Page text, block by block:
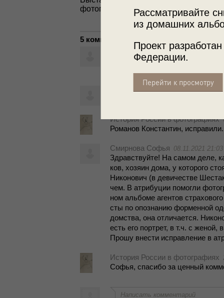
Рассматривайте
из домашних
Проект
Федерации.
Перейти к просмотру
фотографией.
5 комментариев
Романов Константин 28.01.2020
Это не Бо­рис Сер­ге­е­вич
Романов Константин 29.01.2020
История России в фотографиях
Ро­ма­нов Кон­стан­тин, ис­пра­ви­ли.
Смирнова Софья 08.11.2021 21:03
Здрав­ствуй­те! На са­мом деле,
ков, хо­зя­ин дома, у ко­то­ро­го
Ни­ко­но­вич (в де­ви­че­стве
чем. В ат­ри­бу­ции по­мог­ли
ном аль­бо­ме аген­тов
сты по опо­зна­нию фор­мен­ной
дом­ства, она от­ли­ча­ет­ся.
есть его порт­рет, в т.ч. с
Про­шу вне­сти ис­прав­ле­ние в
История России в фотографиях
Со­фья, спа­си­бо за цен­ный
Написать комментарий